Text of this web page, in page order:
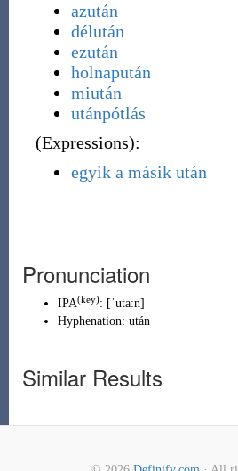
azután
délután
ezután
holnapután
miután
utánpótlás
(Expressions):
egyik a másik után
Pronunciation
IPA(key): [ˈutaːn]
Hyphenation: után
Similar Results